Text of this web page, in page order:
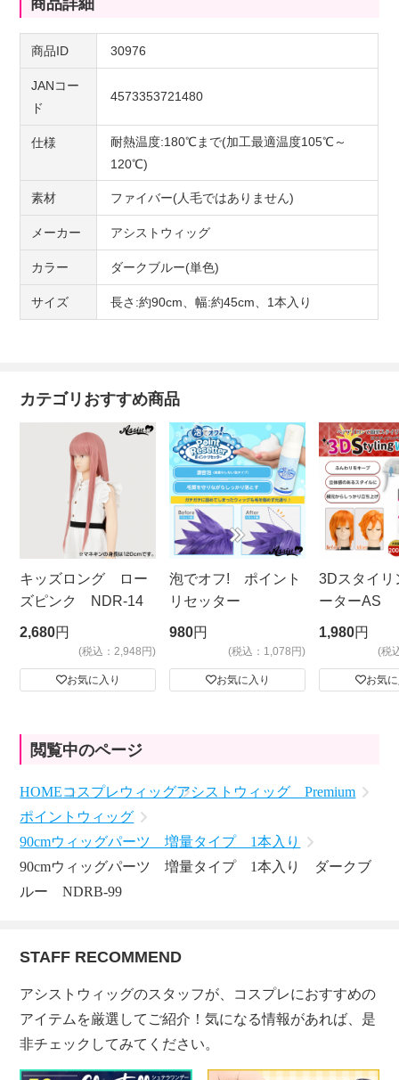
商品詳細
商品ID 30976
JANコー
ド
4573353721480
仕様
耐熱温度:180℃まで(加工最適温度105℃～
120℃)
素材 ファイバー(人毛ではありません)
メーカー アシストウィッグ
カラー ダークブルー(単色)
サイズ 長さ:約90cm、幅:約45cm、1本入り
カテゴリおすすめ商品
キッズロング ロー
ズピンク NDR-14
2,680円
(税込：2,948円)
お気に入り
泡でオフ! ポイント
リセッター
980円
(税込：1,078円)
お気に入り
3Dスタイリ
ーターAS
ビッグサイ
1,980円
(税
お気
閲覧中のページ
HOMEコスプレウィッグアシストウィッグ Premium
ポイントウィッグ
90cmウィッグパーツ 増量タイプ 1本入り
90cmウィッグパーツ 増量タイプ 1本入り ダークブ
ルー NDRB-99
STAFF RECOMMEND
アシストウィッグのスタッフが、コスプレにおすすめの
アイテムを厳選してご紹介！気になる情報があれば、是
非チェックしてみてください。